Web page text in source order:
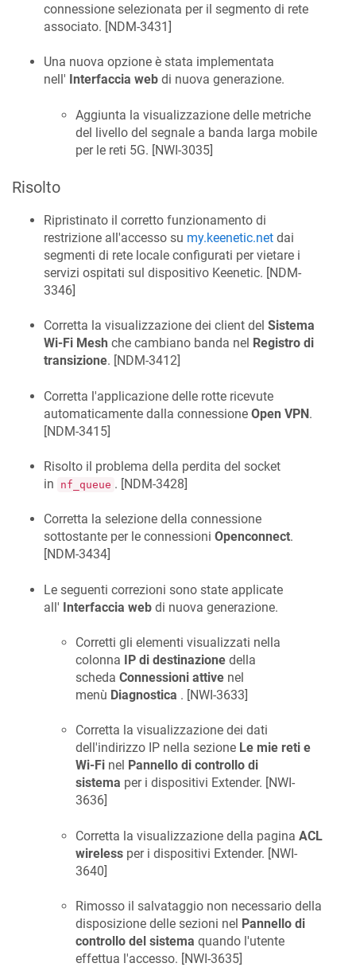
connessione selezionata per il segmento di rete
associato. [NDM-3431]
Una nuova opzione è stata implementata
nell' Interfaccia web di nuova generazione.
Aggiunta la visualizzazione delle metriche
del livello del segnale a banda larga mobile
per le reti 5G. [NWI-3035]
Risolto
Ripristinato il corretto funzionamento di
restrizione all'accesso su my.keenetic.net dai
segmenti di rete locale configurati per vietare i
servizi ospitati sul dispositivo Keenetic. [NDM-
3346]
Corretta la visualizzazione dei client del Sistema
Wi-Fi Mesh che cambiano banda nel Registro di
transizione. [NDM-3412]
Corretta l'applicazione delle rotte ricevute
automaticamente dalla connessione Open VPN.
[NDM-3415]
Risolto il problema della perdita del socket
in
nf_queue . [NDM-3428]
Corretta la selezione della connessione
sottostante per le connessioni Openconnect.
[NDM-3434]
Le seguenti correzioni sono state applicate
all' Interfaccia web di nuova generazione.
Corretti gli elementi visualizzati nella
colonna IP di destinazione della
scheda Connessioni attive nel
menù Diagnostica . [NWI-3633]
Corretta la visualizzazione dei dati
dell'indirizzo IP nella sezione Le mie reti e
Wi-Fi nel Pannello di controllo di
sistema per i dispositivi Extender. [NWI-
3636]
Corretta la visualizzazione della pagina ACL
wireless per i dispositivi Extender. [NWI-
3640]
Rimosso il salvataggio non necessario della
disposizione delle sezioni nel Pannello di
controllo del sistema quando l'utente
effettua l'accesso. [NWI-3635]